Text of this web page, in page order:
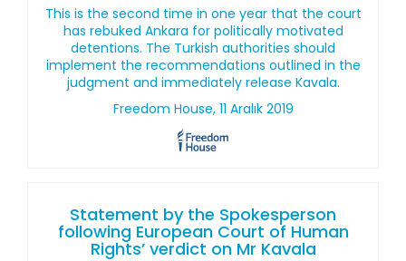
This is the second time in one year that the court
has rebuked Ankara for politically motivated
detentions. The Turkish authorities should
implement the recommendations outlined in the
judgment and immediately release Kavala.
Freedom House, 11 Aralık 2019
Statement by the Spokesperson
following European Court of Human
Rights’ verdict on Mr Kavala